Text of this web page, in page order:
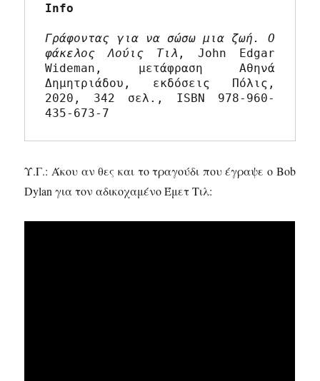
Info
Γράφοντας για να σώσω μια ζωή. Ο
φάκελος Λούις Τιλ , John Edgar
Wideman, μετάφραση Αθηνά
Δημητριάδου, εκδόσεις Πόλις,
2020, 342 σελ., ISBN 978-960-
435-673-7
Υ.Γ.: Άκου αν θες και το τραγούδι που έγραψε ο Bob
Dylan για τον αδικοχαμένο Έμετ Τιλ: